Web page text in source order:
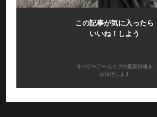
この記事が気に入ったら
いいね！しよう
サバゲーアーカイブの最新情報を
お届けします